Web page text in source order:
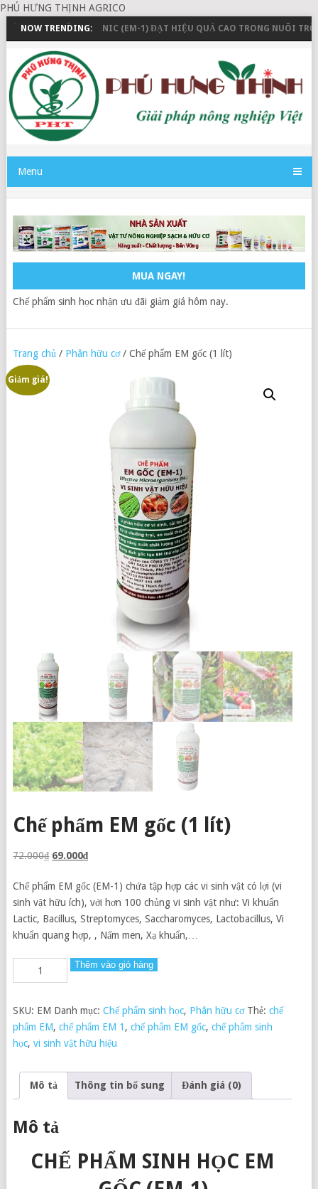
PHÚ HƯNG THỊNH AGRICO
NOW TRENDING:
EM GỐC FUGANIC (EM-1) ĐẠT HIỆU QUẢ CAO TRONG NUÔI TRỒNG
Menu
MUA NGAY!
Chế phẩm sinh học nhận ưu đãi giảm giá hôm nay.
Trang chủ / Phân hữu cơ/ Chế phẩm EM gốc (1 lít)
Giảm giá!
Chế phẩm EM gốc (1 lít)
72.000₫ 69.000₫
Chế phẩm EM gốc (EM-1) chứa tập hợp các vi sinh vật có lợi (vi
sinh vật hữu ích), với hơn 100 chủng vi sinh vật như: Vi khuẩn
Lactic, Bacillus, Streptomyces, Saccharomyces, Lactobacillus, Vi
khuẩn quang hợp, , Nấm men, Xạ khuẩn,…
Thêm vào giỏ hàng
SKU: EM Danh mục:Chế phẩm sinh học, Phân hữu cơ Thẻ:chế
phẩm EM,chế phẩm EM 1 ,chế phẩm EM gốc,chế phẩm sinh
học,vi sinh vật hữu hiệu
Mô tả Thông tin bổ sung Đánh giá (0)
Mô tả
CHẾ PHẨM SINH HỌC EM